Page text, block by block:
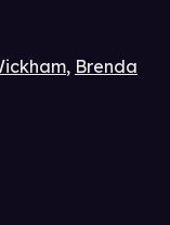
, Brenda